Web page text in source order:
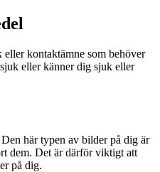
kontaktämne som behöver
eller känner dig sjuk eller
här typen av bilder på dig är
dem. Det är därför viktigt att
på dig.